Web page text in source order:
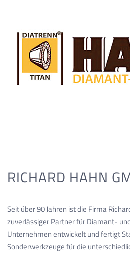
RICHARD HAHN
Seit über 90 Jahren ist die Firma
zuverlässiger Partner für Diamant-
Unternehmen entwickelt und fertigt
Sonderwerkzeuge für die